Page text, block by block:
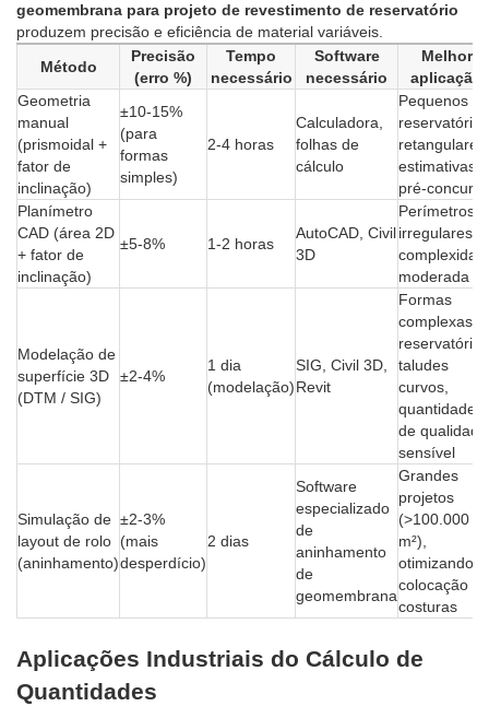
geomembrana para projeto de revestimento de reservatório
produzem precisão e eficiência de material variáveis.
Método
Precisão
(erro %)
Tempo
necessário
Software
necessário
Melhor
aplicação
Geometria
manual
(prismoidal +
fator de
inclinação)
±10-15%
(para
formas
simples)
2-4 horas
Calculadora,
folhas de
cálculo
Pequenos
reservatórios
retangulares,
estimativas
pré-concurso
Planímetro
CAD (área 2D
+ fator de
inclinação)
±5-8% 1-2 horas
AutoCAD, Civil
3D
Perímetros
irregulares,
moderada
Modelação de
superfície 3D
(DTM / SIG)
±2-4%
1 dia
(modelação)
SIG, Civil 3D,
Revit
Formas
complexas
reservatório,
taludes
curvos,
quantidades
de qualidade
sensível
Simulação de
layout de rolo
(aninhamento)
±2-3%
(mais
desperdício)
2 dias
Software
especializado
de
aninhamento
de
geomembrana
Grandes
projetos
(>100.000
m²),
otimizando a
colocação de
costuras
Aplicações Industriais do Cálculo de
Quantidades